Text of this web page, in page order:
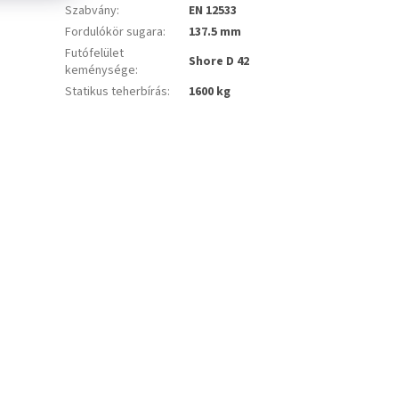
Szabvány:
EN 12533
Fordulókör sugara:
137.5 mm
Futófelület
keménysége:
Shore D 42
Statikus teherbírás: 1600 kg